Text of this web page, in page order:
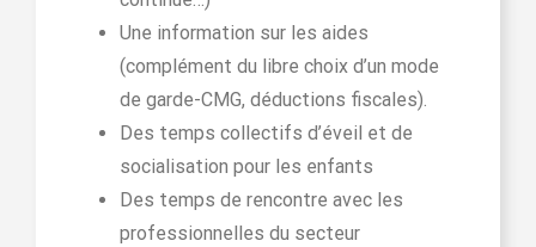
Une information sur les aides
(complément du libre choix d’un mode
de garde-CMG, déductions fiscales).
Des temps collectifs d’éveil et de
socialisation pour les enfants
Des temps de rencontre avec les
professionnelles du secteur